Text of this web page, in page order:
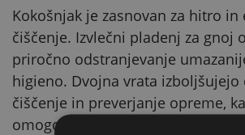
Kokošnjak je zasnovan za hitro in
čiščenje. Izvlečni pladenj za gnoj
priročno odstranjevanje
higieno. Dvojna vrata izboljšujejo
čiščenje in preverjanje opreme,
omogoča, da dosežete tudi težko